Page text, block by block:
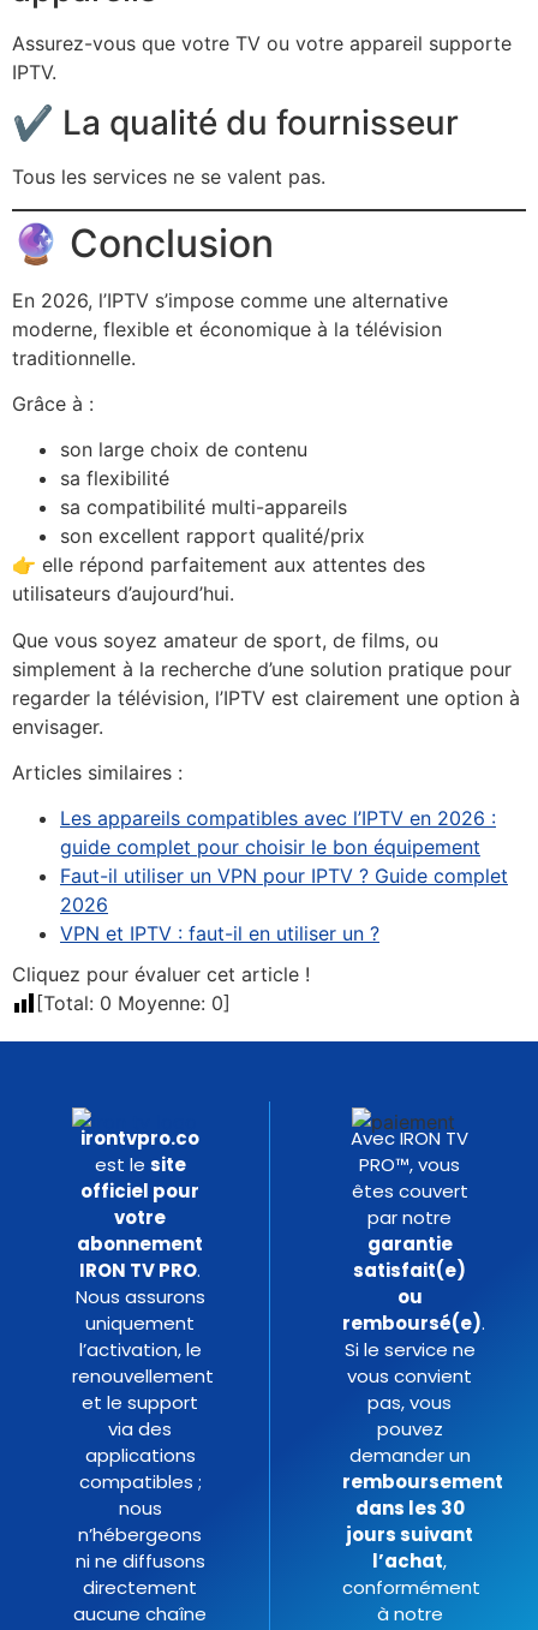
Assurez-vous que votre TV ou votre appareil supporte
IPTV.
✔️ La qualité du fournisseur
Tous les services ne se valent pas.
🔮 Conclusion
En 2026, l’IPTV s’impose comme une alternative
moderne, flexible et économique à la télévision
traditionnelle.
Grâce à :
son large choix de contenu
sa flexibilité
sa compatibilité multi-appareils
son excellent rapport qualité/prix
👉 elle répond parfaitement aux attentes des
utilisateurs d’aujourd’hui.
Que vous soyez amateur de sport, de films, ou
simplement à la recherche d’une solution pratique pour
regarder la télévision, l’IPTV est clairement une option à
envisager.
Articles similaires :
Les appareils compatibles avec l’IPTV en 2026 :
guide complet pour choisir le bon équipement
Faut-il utiliser un VPN pour IPTV ? Guide complet
2026
VPN et IPTV : faut-il en utiliser un ?
Cliquez pour évaluer cet article !
[Total: 0 Moyenne: 0]
irontvpro.co
est le site
officiel pour
votre
abonnement
IRON TV PRO.
Nous assurons
uniquement
l’activation, le
renouvellement
et le support
via des
applications
compatibles ;
nous
n’hébergeons
ni ne diffusons
directement
aucune chaîne
Avec IRON TV
PRO™, vous
êtes couvert
par notre
garantie
satisfait(e)
ou
remboursé(e).
Si le service ne
vous convient
pas, vous
pouvez
demander un
remboursement
dans les 30
jours suivant
l’achat,
conformément
à notre